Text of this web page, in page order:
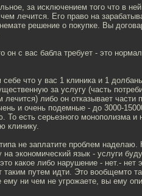
за исключением того что в
лечится. Его право на
решение о покупке. Вы
он с вас бабла требует - это
что у вас 1 клиника и 1
за услугу (часть
либо он отказывает части
и очень подемные - до 3000-
То есть серьезного монополизма
клинику.
не заплатите проблем наделаю.
экономический язык - услуги
какое либо нарушение - нет.- нет
путем идти. Это вообщемто
ни чем не угрожаете, вы ему